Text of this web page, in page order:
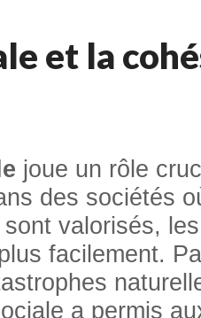
et la
joue un rôle
des sociétés
valorisés,
facilement.
a permis